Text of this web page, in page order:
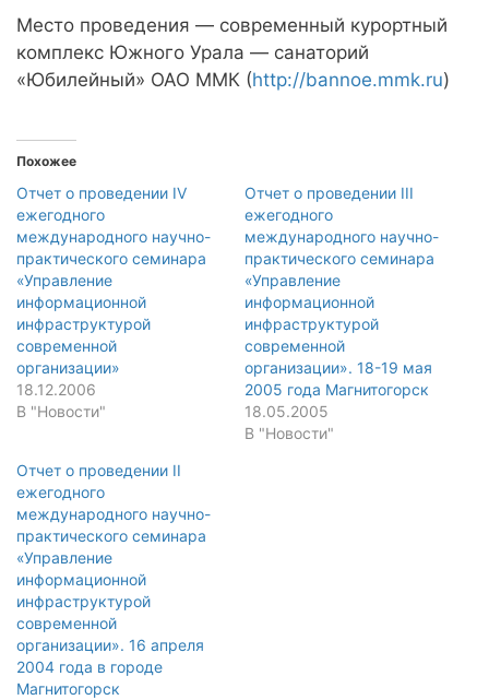
Место проведения — современный курортный
комплекс Южного Урала — санаторий
«Юбилейный» ОАО ММК (http://bannoe.mmk.ru)
Похожее
Отчет о проведении IV
ежегодного
международного научно-
практического семинара
«Управление
информационной
инфраструктурой
современной
организации»
18.12.2006
В "Новости"
Отчет о проведении III
ежегодного
международного научно-
практического семинара
«Управление
информационной
инфраструктурой
современной
организации». 18-19 мая
2005 года Магнитогорск
18.05.2005
В "Новости"
Отчет о проведении II
ежегодного
международного научно-
практического семинара
«Управление
информационной
инфраструктурой
современной
организации». 16 апреля
2004 года в городе
Магнитогорск